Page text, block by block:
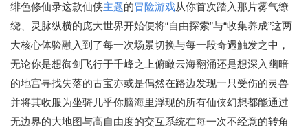
绯色修仙录这款仙侠主题的冒险游戏从你首次踏入那片雾气缭
绕、灵脉纵横的庞大世界开始便将“自由探索”与“收集养成”这两
大核心体验融入到了每一次场景切换与每一段奇遇触发之中，
无论你是想御剑飞行于千峰之上俯瞰云海翻涌还是想深入幽暗
的地宫寻找失落的古宝亦或是偶然在路边发现一只受伤的灵兽
并将其收服为坐骑几乎你脑海里浮现的所有仙侠幻想都能通过
无边界的大地图与高自由度的交互系统在每一次不经意的转角